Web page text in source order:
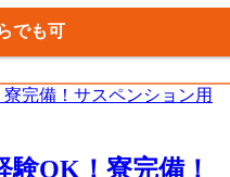
でも可
験OK！寮完備！